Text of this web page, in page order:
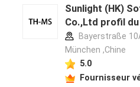
Sunlight (HK)
Co.,Ltd profil
Bayerstraße
München ,Chine
5.0
Fournisseur